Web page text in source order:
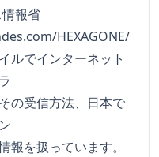
報省
HEXAGONE/
でインターネット
受信方法、日本で
を扱っています。